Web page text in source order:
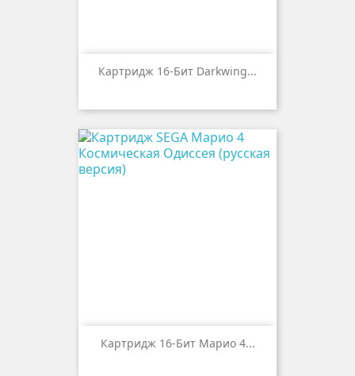
Картридж 16-Бит Darkwing...
Картридж 16-Бит Марио 4...